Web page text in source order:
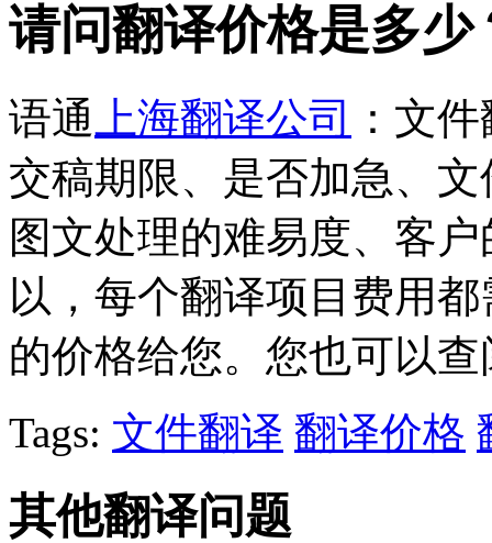
请问翻译价格是多少
语通 上海翻译公司
：文
交稿期限、是否加急、
图文处理的难易度、客
以，每个翻译项目费用
的价格给您。您也可以
Tags: 文件翻译 翻译价格
其他翻译问题